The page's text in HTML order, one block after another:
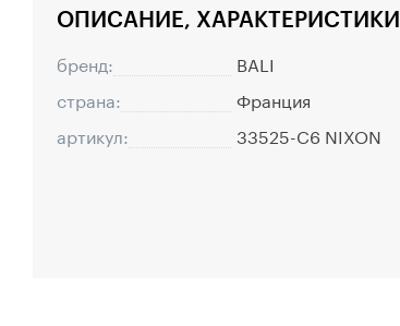
ОПИСАНИЕ, ХАРАКТЕРИСТИКИ
бренд:
BALI
страна:
Франция
артикул:
33525-C6 NIXON